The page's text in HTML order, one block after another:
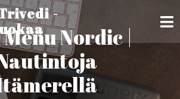
-
Menu Nordic |